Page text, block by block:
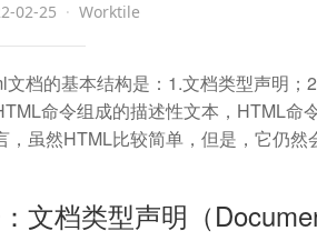
工具
IT研发与运维
念
生态联盟计划
体系
02-25 · Worktile
文档的基本结构是：1.文档类型声明
命令组成的描述性文本，HTML命
，虽然HTML比较简单，但是，它仍然
文档类型声明（